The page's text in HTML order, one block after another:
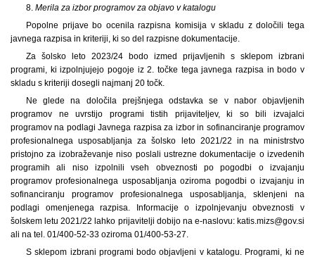
8. Merila za izbor programov za objavo v katalogu
Popolne prijave bo ocenila razpisna komisija v skladu z določili tega
javnega razpisa in kriteriji, ki so del razpisne dokumentacije.
Za šolsko leto 2023/24 bodo izmed prijavljenih s sklepom izbrani
programi, ki izpolnjujejo pogoje iz 2. točke tega javnega razpisa in bodo v
skladu s kriteriji dosegli najmanj 20 točk.
Ne glede na določila prejšnjega odstavka se v nabor objavljenih
programov ne uvrstijo programi tistih prijaviteljev, ki so bili izvajalci
programov na podlagi Javnega razpisa za izbor in sofinanciranje programov
profesionalnega usposabljanja za šolsko leto 2021/22 in na ministrstvo
pristojno za izobraževanje niso poslali ustrezne dokumentacije o izvedenih
programih ali niso izpolnili vseh obveznosti po pogodbi o izvajanju
programov profesionalnega usposabljanja oziroma pogodbi o izvajanju in
sofinanciranju programov profesionalnega usposabljanja, sklenjeni na
podlagi omenjenega razpisa. Informacije o izpolnjevanju obveznosti v
šolskem letu 2021/22 lahko prijavitelji dobijo na e-naslovu: katis.mizs@gov.si
ali na tel. 01/400-52-33 oziroma 01/400-53-27.
S sklepom izbrani programi bodo objavljeni v katalogu. Programi, ki ne